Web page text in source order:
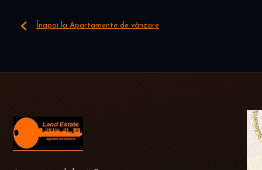
Înapoi la Apartamente de vânzare